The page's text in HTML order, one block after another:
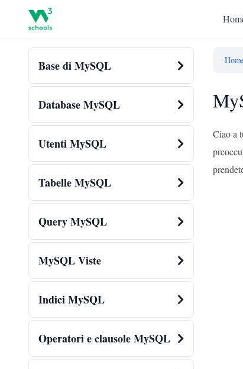
Base di MySQL
Database MySQL
Utenti MySQL
Tabelle MySQL
Query MySQL
MySQL Viste
Indici MySQL
Operatori e clausole MySQL
Ciao a